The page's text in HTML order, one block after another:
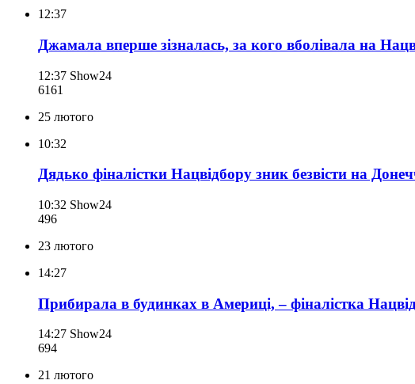
12:37
Джамала вперше зізналась, за кого вболівала на
12:37 Show24
6161
25 лютого
10:32
Дядько фіналістки Нацвідбору зник безвісти на
10:32 Show24
496
23 лютого
14:27
Прибирала в будинках в Америці, – фіналістка
14:27 Show24
694
21 лютого